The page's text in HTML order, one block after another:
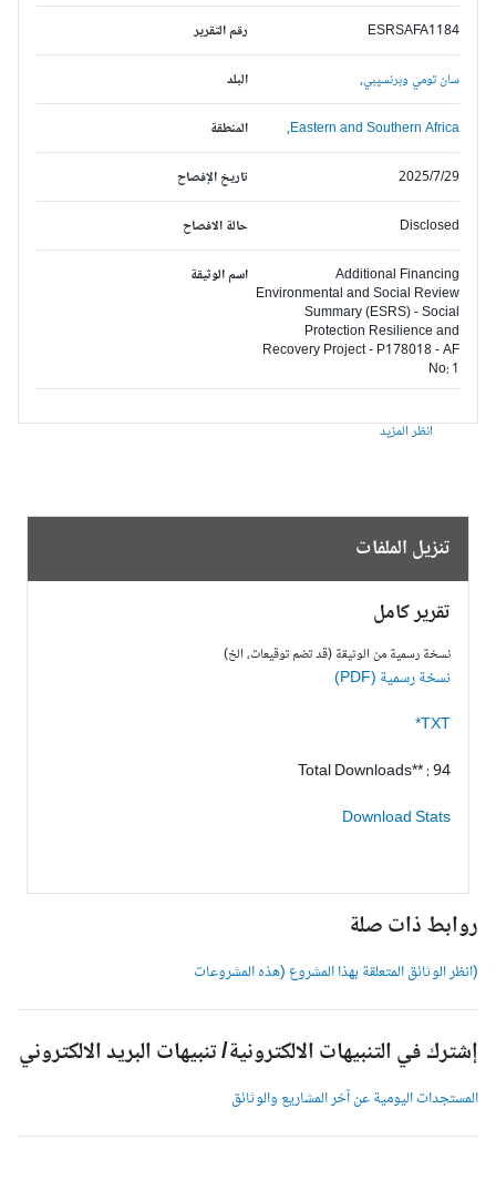
رقم التقرير
ESRSAFA1184
البلد سان تومي وبرنسيبي,
المنطقة Eastern and Southern Africa,
تاريخ الإفصاح 2025/7/29
حالة الافصاح Disclosed
اسم الوثيقة
Additional Financing
Environmental and Social Review
Summary (ESRS) - Social
Protection Resilience and
Recovery Project - P178018 - AF
No: 1
انظر المزيد
تنزيل الملفات
تقرير كامل
نسخة رسمية من الوثيقة (قد تضم توقيعات، الخ)
نسخة رسمية (PDF)
TXT*
Total Downloads** : 94
Download Stats
روابط ذات صلة
(انظر الوثائق المتعلقة بهذا المشروع (هذه المشروعات
إشترك في التنبيهات الالكترونية/ تنبيهات البريد الالكتروني
المستجدات اليومية عن آخر المشاريع والوثائق